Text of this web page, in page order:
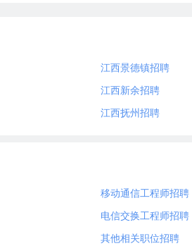
江西景德镇招聘
江西新余招聘
江西抚州招聘
移动通信工程师招聘
电信交换工程师招聘
其他相关职位招聘